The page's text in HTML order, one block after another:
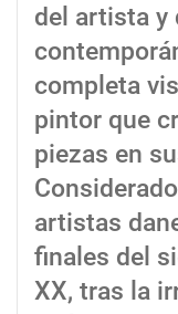
del artista y
completa
pintor que
piezas en
artistas
finales del
XX, tras la